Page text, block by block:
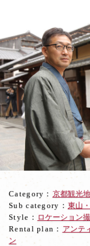
物
デ
ー
ト
で
東
山、
記
も
シ
Category： 京都観光
Sub category： 東山
Style： ロケーション
Rental plan： アンテ
ン